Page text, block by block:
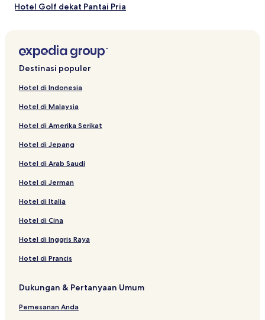
Cara Pergi ke Pantai Pria
Killarney (KIR-Kerry), 23,5 mi (37,9 km) dari pusat Ballybunion
Hotel Golf dekat Pantai Pria
Hotel Golf dekat Bromore Cliffs
Destinasi populer
Hotel di Indonesia
Hotel di Malaysia
Hotel di Amerika Serikat
Hotel di Jepang
Hotel di Arab Saudi
Hotel di Jerman
Hotel di Italia
Hotel di Cina
Hotel di Inggris Raya
Hotel di Prancis
Dukungan & Pertanyaan Umum
Pemesanan Anda